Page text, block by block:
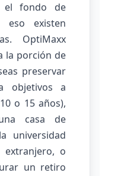
el fondo de
eso existen
OptiMaxx
la porción de
preservar
objetivos a
o 15 años),
casa de
universidad
o
un retiro